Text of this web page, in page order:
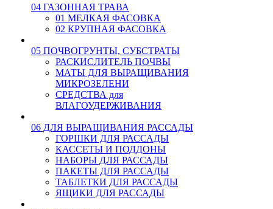
04 ГАЗОННАЯ ТРАВА
01 МЕЛКАЯ ФАСОВКА
02 КРУПНАЯ ФАСОВКА
05 ПОЧВОГРУНТЫ, СУБСТРАТЫ
РАСКИСЛИТЕЛЬ ПОЧВЫ
МАТЫ ДЛЯ ВЫРАЩИВАНИЯ
МИКРОЗЕЛЕНИ
СРЕДСТВА для
ВЛАГОУДЕРЖИВАНИЯ
06 ДЛЯ ВЫРАЩИВАНИЯ РАССАДЫ
ГОРШКИ ДЛЯ РАССАДЫ
КАССЕТЫ И ПОДДОНЫ
НАБОРЫ ДЛЯ РАССАДЫ
ПАКЕТЫ ДЛЯ РАССАДЫ
ТАБЛЕТКИ ДЛЯ РАССАДЫ
ЯЩИКИ ДЛЯ РАССАДЫ